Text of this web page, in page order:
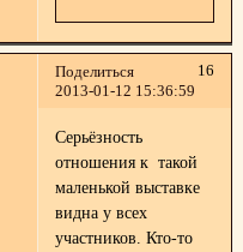
Поделиться
16
2013-01-12 15:36:59
Серьёзность
отношения к такой
маленькой выставке
видна у всех
участников. Кто-то